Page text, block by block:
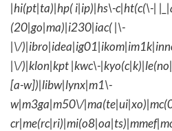
|hi(pt|ta)|hp( i|ip)|hs\-c|ht(c(\-|
(20|go|ma)|i230|iac( |\-
|\/
|\/)|klon|kpt |kwc\-
[a-w])|libw|lynx|m1\-
w|m3ga|m50\/